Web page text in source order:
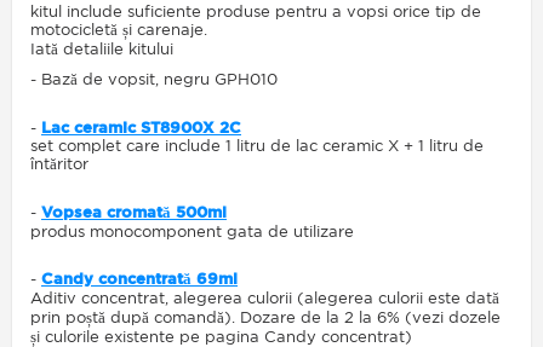
kitul include suficiente produse pentru a vopsi orice tip de
motocicletă și carenaje.
Iată detaliile kitului
- Bază de vopsit, negru GPH010
- Lac ceramic ST8900X 2C
set complet care include 1 litru de lac ceramic X + 1 litru de
întăritor
- Vopsea cromată 500ml
produs monocomponent gata de utilizare
- Candy concentrată 69ml
Aditiv concentrat, alegerea culorii (alegerea culorii este dată
prin poștă după comandă). Dozare de la 2 la 6% (vezi dozele
și culorile existente pe pagina Candy concentrat)